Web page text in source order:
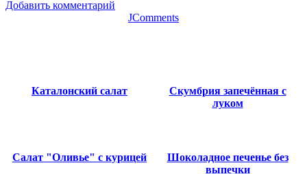
Добавить комментарий
JComments
Каталонский салат
Скумбрия запечённая с
луком
Салат "Оливье" с курицей
Шоколадное печенье без
выпечки